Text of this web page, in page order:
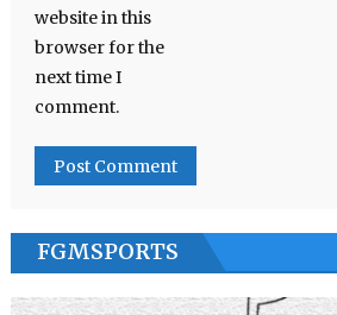
website in this
browser for the
next time I
comment.
FGMSPORTS